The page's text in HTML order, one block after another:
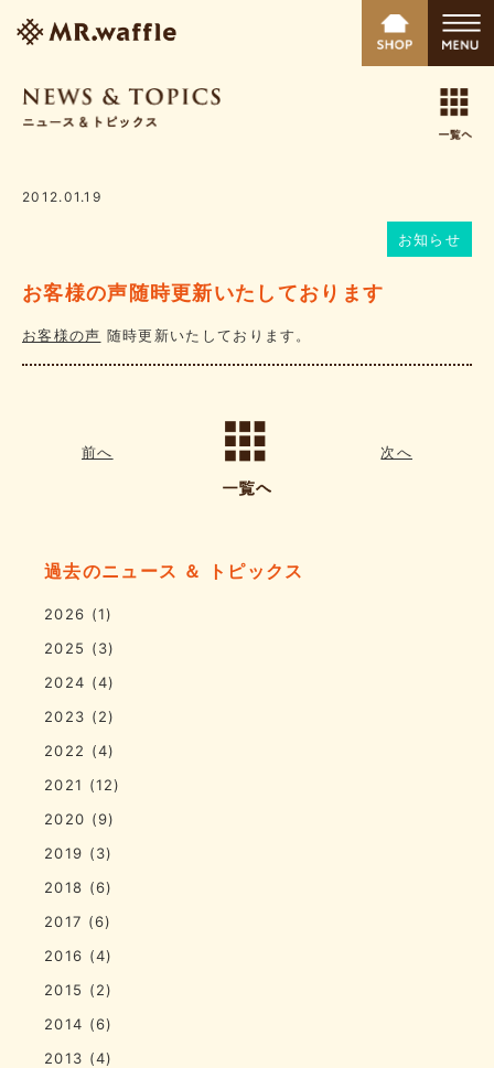
2012.01.19
お知らせ
お客様の声随時更新いたしております
お客様の声 随時更新いたしております。
前へ 次へ
過去のニュース ＆ トピックス
2026 (1)
2025 (3)
2024 (4)
2023 (2)
2022 (4)
2021 (12)
2020 (9)
2019 (3)
2018 (6)
2017 (6)
2016 (4)
2015 (2)
2014 (6)
2013 (4)